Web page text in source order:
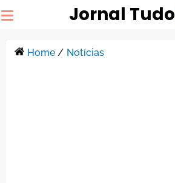
Jornal Tudo
Home/ Notícias